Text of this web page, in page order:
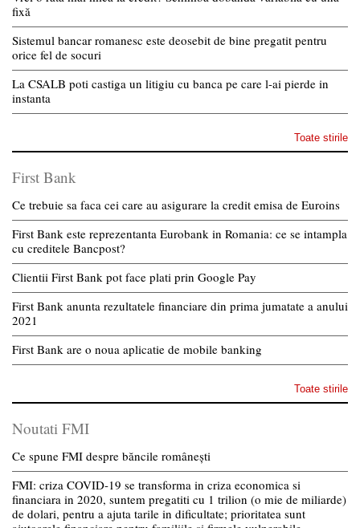
fixă
Sistemul bancar romanesc este deosebit de bine pregatit pentru
orice fel de socuri
La CSALB poti castiga un litigiu cu banca pe care l-ai pierde in
instanta
Toate stirile
First Bank
Ce trebuie sa faca cei care au asigurare la credit emisa de Euroins
First Bank este reprezentanta Eurobank in Romania: ce se intampla
cu creditele Bancpost?
Clientii First Bank pot face plati prin Google Pay
First Bank anunta rezultatele financiare din prima jumatate a anului
2021
First Bank are o noua aplicatie de mobile banking
Toate stirile
Noutati FMI
Ce spune FMI despre băncile românești
FMI: criza COVID-19 se transforma in criza economica si
financiara in 2020, suntem pregatiti cu 1 trilion (o mie de miliarde)
de dolari, pentru a ajuta tarile in dificultate; prioritatea sunt